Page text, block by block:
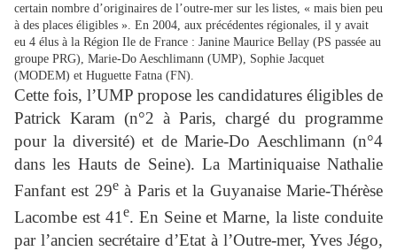
certain nombre d’originaires de l’outre-mer sur les listes, « mais bien peu
à des places éligibles ». En 2004, aux précédentes régionales, il y avait
eu 4 élus à la Région Ile de France : Janine Maurice Bellay (PS passée au
groupe PRG), Marie-Do Aeschlimann (UMP), Sophie Jacquet
(MODEM) et Huguette Fatna (FN).
Cette fois, l’UMP propose les candidatures éligibles de
Patrick Karam (n°2 à Paris, chargé du programme
pour la diversité) et de Marie-Do Aeschlimann (n°4
dans les Hauts de Seine). La Martiniquaise Nathalie
Fanfant est 29eà Paris et la Guyanaise Marie-Thérèse
Lacombe est 41e. En Seine et Marne, la liste conduite
par l’ancien secrétaire d’Etat à l’Outre-mer, Yves Jégo,